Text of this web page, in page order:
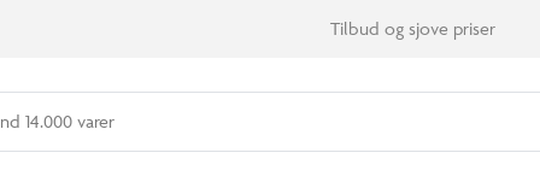
Tilbud og sjove priser
14.000 varer